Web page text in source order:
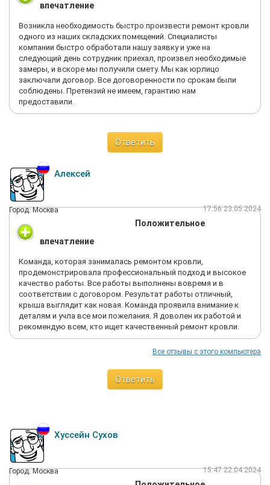
впечатление
Возникла необходимость быстро произвести ремонт кровли
одного из наших складских помещений. Специалисты
компании быстро обработали нашу заявку и уже на
следующий день сотрудник приехал, произвел необходимые
замеры, и вскоре мы получили смету. Мы как юрлицо
заключали договор. Все договоренности по срокам были
соблюдены. Претензий не имеем, гарантию нам
предоставили.
Ответить
Алексей
Город: Москва 17:56 23.05.2024
Положительное
впечатление
Команда, которая занималась ремонтом кровли,
продемонстрировала профессиональный подход и высокое
качество работы. Все работы выполнены вовремя и в
соответствии с договором. Результат работы отличный,
крыша выглядит как новая. Команда проявила внимание к
деталям и учла все мои пожелания. Я доволен их работой и
рекомендую всем, кто ищет качественный ремонт кровли.
Все отзывы с этого компьютера
Ответить
Хуссейн Сухов
Город: Москва 15:47 22.04.2024